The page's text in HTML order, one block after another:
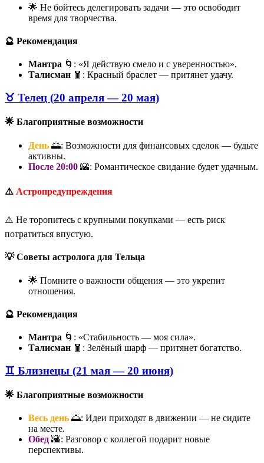
🌟 Не бойтесь делегировать задачи — это освободит
время для творчества.
🔮 Рекомендация
Мантра 🌀: «Я действую смело и с уверенностью».
Талисман 🧧: Красный браслет — притянет удачу.
♉ Телец (20 апреля — 20 мая)
🌟 Благоприятные возможности
День 🌅: Возможности для финансовых сделок — будьте
активны.
После 20:00 🌇: Романтическое свидание будет удачным.
⚠️ Астропредупреждения
⚠️ Не торопитесь с крупными покупками — есть риск
потратиться впустую.
💡 Советы астролога для Тельца
🌟 Помните о важности общения — это укрепит
отношения.
🔮 Рекомендация
Мантра 🌀: «Стабильность — моя сила».
Талисман 🧧: Зелёный шарф — притянет богатство.
♊ Близнецы (21 мая — 20 июня)
🌟 Благоприятные возможности
Весь день 🌅: Идеи приходят в движении — не сидите
на месте.
Обед 🌇: Разговор с коллегой подарит новые
перспективы.